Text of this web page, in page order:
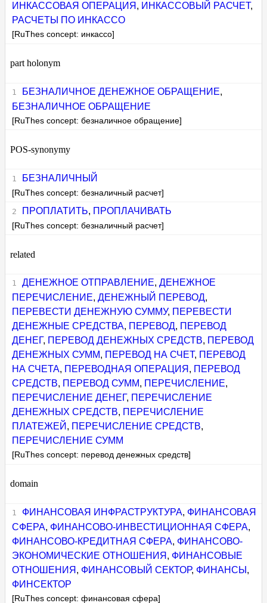
ИНКАССОВАЯ ОПЕРАЦИЯ , ИНКАССОВЫЙ РАСЧЕТ,
РАСЧЕТЫ ПО ИНКАССО
[RuThes concept: инкассо]
part holonym
БЕЗНАЛИЧНОЕ ДЕНЕЖНОЕ ОБРАЩЕНИЕ,
БЕЗНАЛИЧНОЕ ОБРАЩЕНИЕ
[RuThes concept: безналичное обращение]
POS-synonymy
БЕЗНАЛИЧНЫЙ
[RuThes concept: безналичный расчет]
ПРОПЛАТИТЬ, ПРОПЛАЧИВАТЬ
[RuThes concept: безналичный расчет]
related
ДЕНЕЖНОЕ ОТПРАВЛЕНИЕ, ДЕНЕЖНОЕ
ПЕРЕЧИСЛЕНИЕ,ДЕНЕЖНЫЙ ПЕРЕВОД,
ПЕРЕВЕСТИ ДЕНЕЖНУЮ СУММУ, ПЕРЕВЕСТИ
ДЕНЕЖНЫЕ СРЕДСТВА, ПЕРЕВОД, ПЕРЕВОД
ДЕНЕГ, ПЕРЕВОД ДЕНЕЖНЫХ СРЕДСТВ, ПЕРЕВОД
ДЕНЕЖНЫХ СУММ, ПЕРЕВОД НА СЧЕТ, ПЕРЕВОД
НА СЧЕТА, ПЕРЕВОДНАЯ ОПЕРАЦИЯ , ПЕРЕВОД
СРЕДСТВ, ПЕРЕВОД СУММ, ПЕРЕЧИСЛЕНИЕ,
ПЕРЕЧИСЛЕНИЕ ДЕНЕГ, ПЕРЕЧИСЛЕНИЕ
ДЕНЕЖНЫХ СРЕДСТВ, ПЕРЕЧИСЛЕНИЕ
ПЛАТЕЖЕЙ , ПЕРЕЧИСЛЕНИЕ СРЕДСТВ,
ПЕРЕЧИСЛЕНИЕ СУММ
[RuThes concept: перевод денежных средств]
domain
ФИНАНСОВАЯ ИНФРАСТРУКТУРА, ФИНАНСОВАЯ
СФЕРА, ФИНАНСОВО-ИНВЕСТИЦИОННАЯ СФЕРА,
ФИНАНСОВО-КРЕДИТНАЯ СФЕРА, ФИНАНСОВО-
ЭКОНОМИЧЕСКИЕ ОТНОШЕНИЯ , ФИНАНСОВЫЕ
ОТНОШЕНИЯ , ФИНАНСОВЫЙ СЕКТОР, ФИНАНСЫ ,
ФИНСЕКТОР
[RuThes concept: финансовая сфера]